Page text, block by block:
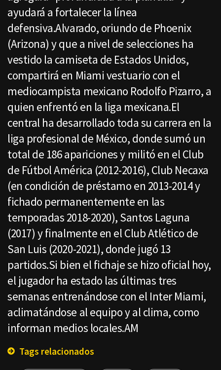
ayudará a fortalecer la línea
defensiva.Alvarado, oriundo de Phoenix
(Arizona) y que a nivel de selecciones ha
vestido la camiseta de Estados Unidos,
compartirá en Miami vestuario con el
mediocampista mexicano Rodolfo Pizarro, a
quien enfrentó en la liga mexicana.El
central ha desarrollado toda su carrera en la
liga profesional de México, donde sumó un
total de 186 apariciones y militó en el Club
de Fútbol América (2012-2016), Club Necaxa
(en condición de préstamo en 2013-2014 y
fichado permanentemente en las
temporadas 2018-2020), Santos Laguna
(2017) y finalmente en el Club Atlético de
San Luis (2020-2021), donde jugó 13
partidos.Si bien el fichaje se hizo oficial hoy,
el jugador ha estado las últimas tres
semanas entrenándose con el Inter Miami,
aclimatándose al equipo y al clima, como
informan medios locales.AM
Tags relacionados